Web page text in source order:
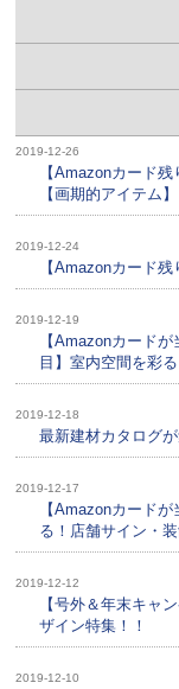
2019-12-26
【Amazonカード
【画期的アイテム】
2019-12-24
【Amazonカード
2019-12-19
【Amazonカード
目】室内空間を彩る
2019-12-18
最新建材カタログ
2019-12-17
【Amazonカード
る！店舗サイン・
2019-12-12
【号外＆年末キャ
ザイン特集！！
2019-12-10